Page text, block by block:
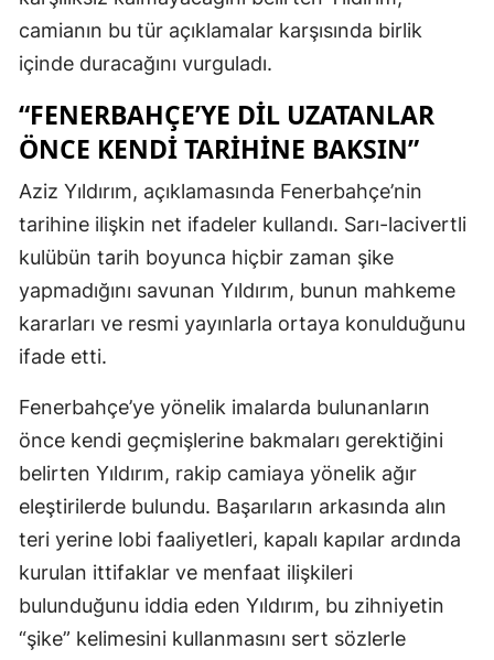
camianın bu tür açıklamalar karşısında birlik
içinde duracağını vurguladı.
“FENERBAHÇE’YE DIL UZATANLAR
ÖNCE KENDI TARIHINE BAKSIN”
Aziz Yıldırım, açıklamasında Fenerbahçe’nin
tarihine ilişkin net ifadeler kullandı. Sarı-lacivertli
kulübün tarih boyunca hiçbir zaman şike
yapmadığını savunan Yıldırım, bunun mahkeme
kararları ve resmi yayınlarla ortaya konulduğunu
ifade etti.
Fenerbahçe’ye yönelik imalarda bulunanların
önce kendi geçmişlerine bakmaları gerektiğini
belirten Yıldırım, rakip camiaya yönelik ağır
eleştirilerde bulundu. Başarıların arkasında alın
teri yerine lobi faaliyetleri, kapalı kapılar ardında
kurulan ittifaklar ve menfaat ilişkileri
bulunduğunu iddia eden Yıldırım, bu zihniyetin
“şike” kelimesini kullanmasını sert sözlerle